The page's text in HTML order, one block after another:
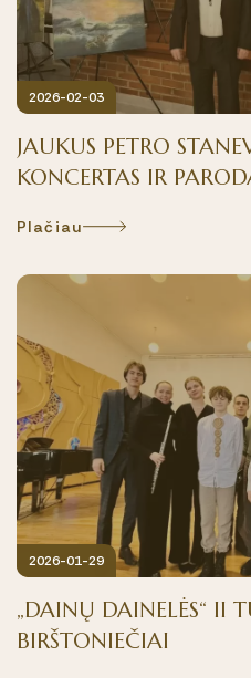
2026-02-03
JAUKUS PETRO
KONCERTAS IR
Plačiau
2026-01-29
„DAINŲ DAINELĖS“ II
BIRŠTONIEČIAI